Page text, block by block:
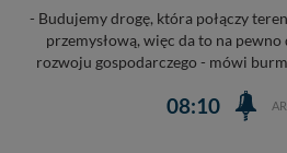
- Budujemy drogę, która połączy
przemysłową, więc da to na
rozwoju gospodarczego - mówi
08:10